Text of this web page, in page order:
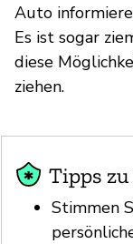
Auto
Es ist sogar
diese
ziehen.
Tipps
Stimmen